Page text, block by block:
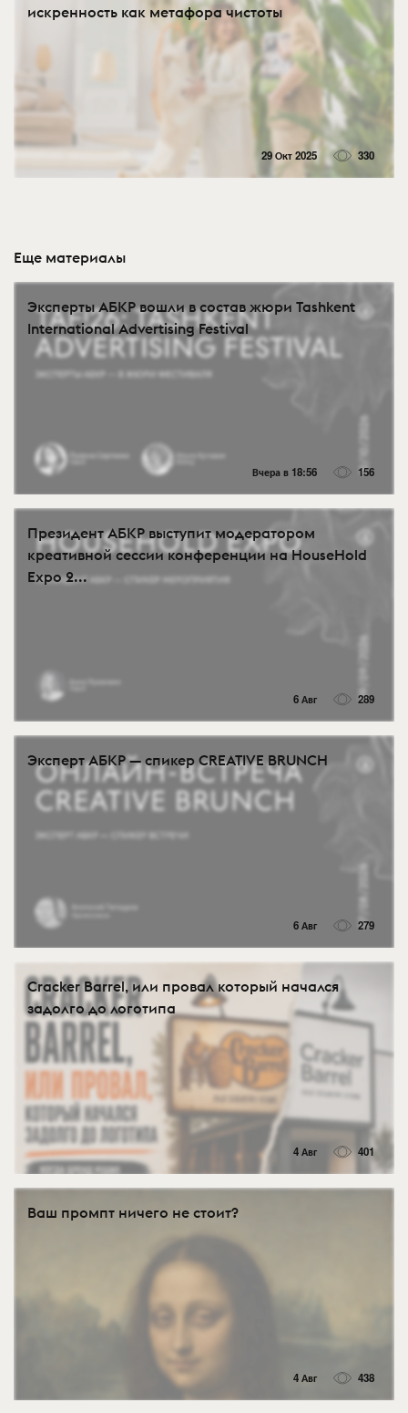
искренность как метафора чистоты
29 Окт 2025 330
Еще материалы
Эксперты АБКР вошли в состав жюри Tashkent
International Advertising Festival
Вчера в 18:56 156
Президент АБКР выступит модератором
креативной сессии конференции на HouseHold
Expo 2...
6 Авг 289
Эксперт АБКР — спикер CREATIVE BRUNCH
6 Авг 279
Cracker Barrel, или провал который начался
задолго до логотипа
4 Авг 401
Ваш промпт ничего не стоит?
4 Авг 438